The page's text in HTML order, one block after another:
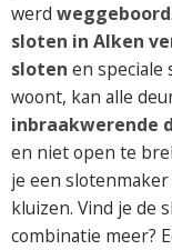
werd weggeboord
sloten in Alken
sloten en speciale
woont, kan alle
inbraakwerende
en niet open te
je een
kluizen. Vind je de
combinatie meer?